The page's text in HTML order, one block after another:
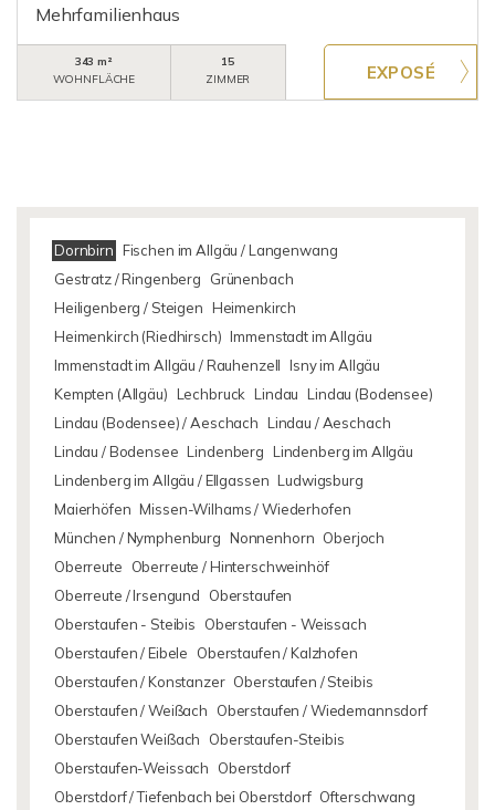
Mehrfamilienhaus
343 m²
WOHNFLÄCHE
15
ZIMMER
Dornbirn Fischen im Allgäu / Langenwang
Gestratz / Ringenberg
Grünenbach
Heiligenberg / Steigen Heimenkirch
Heimenkirch (Riedhirsch) Immenstadt im Allgäu
Immenstadt im Allgäu / Rauhenzell Isny im Allgäu
Kempten (Allgäu) Lechbruck Lindau Lindau (Bodensee)
Lindau (Bodensee) / Aeschach Lindau / Aeschach
Lindau / Bodensee Lindenberg Lindenberg im Allgäu
Lindenberg im Allgäu / Ellgassen Ludwigsburg
Maierhöfen Missen-Wilhams / Wiederhofen
München / Nymphenburg Nonnenhorn Oberjoch
Oberreute
Oberreute / Hinterschweinhöf
Oberreute / Irsengund
Oberstaufen
Oberstaufen - Steibis
Oberstaufen - Weissach
Oberstaufen / Eibele
Oberstaufen / Kalzhofen
Oberstaufen / Konstanzer Oberstaufen / Steibis
Oberstaufen / Weißach
Oberstaufen / Wiedemannsdorf
Oberstaufen Weißach
Oberstaufen-Steibis
Oberstaufen-Weissach
Oberstdorf
Oberstdorf / Tiefenbach bei Oberstdorf Ofterschwang